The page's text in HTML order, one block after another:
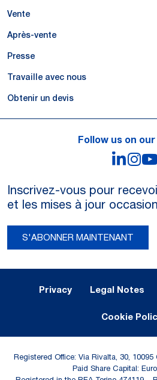
Vente
Après-vente
Presse
Travaille avec nous
Obtenir un devis
Follow us on
Inscrivez-vous pour
et les mises à jour
S'ABONNER MAINTENANT
Privacy Legal Notes
Cookie
Registered Office: Via Rivalta, 30,
Paid Share Capital: